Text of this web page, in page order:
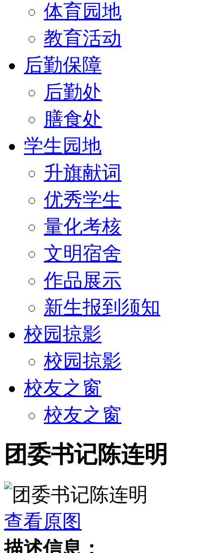
体育园地
教育活动
后勤保障
后勤处
膳食处
学生园地
升旗献词
优秀学生
量化考核
文明宿舍
作品展示
新生报到须知
校园掠影
校园掠影
校友之窗
校友之窗
团委书记陈连明
查看原图
描述信息：